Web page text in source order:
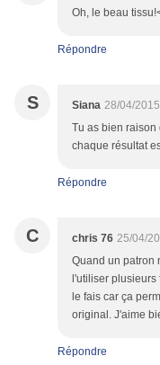
Oh, le beau
Répondre
S Siana 28/04/
Tu as bien raison
chaque résultat
Répondre
C chris 76 25/04/
Quand un patron
l'utiliser
le fais car ça
original. J'aime
Répondre